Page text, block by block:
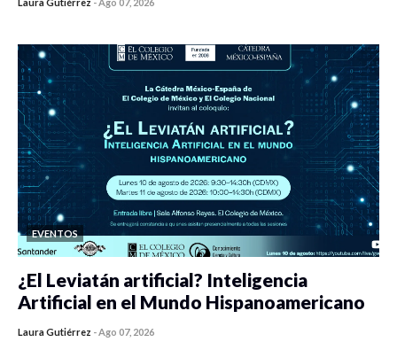
EVENTOS
¿El Leviatán artificial? Inteligencia
Artificial en el Mundo Hispanoamericano
Laura Gutiérrez -Ago 07, 2026